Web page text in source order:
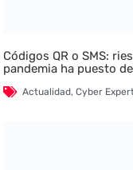
Códigos QR o SMS:
pandemia ha puesto
Actualidad,Cyber